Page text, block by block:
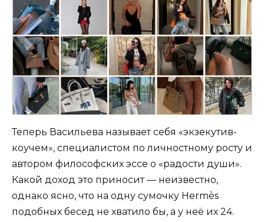
Теперь Васильева называет себя «экзекутив-
коучем», специалистом по личностному росту и
автором философских эссе о «радости души».
Какой доход это приносит — неизвестно,
однако ясно, что на одну сумочку Hermès
подобных бесед не хватило бы, а у неё их 24.